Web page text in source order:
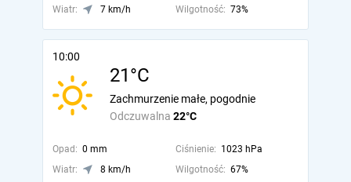
Wiatr:
7 km/h Wilgotność: 73%
10:00
21°C
Odczuwalna 22°C
Zachmurzenie małe, pogodnie
Opad: 0 mm Ciśnienie: 1023 hPa
Wiatr:
8 km/h Wilgotność: 67%